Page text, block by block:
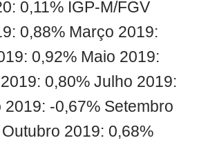
0,11% IGP-M/FGV
0,88% Março 2019:
0,92% Maio 2019:
0,80% Julho 2019:
2019: -0,67% Setembro
2019: 0,68%